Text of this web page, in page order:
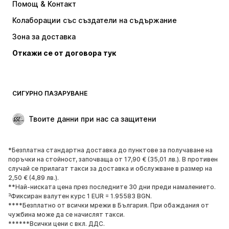
Пуловери и Трикотаж
Бельо
Палта
Поли
Специални Поводи
ОБУВКИ
НОВО
Популярно
Маратонки
Боти
Обувки с висок ток
Ботуши
Сандали
Ниски обувки
Помощ & Контакт
Колаборации със създатели на съдържание
Зона за доставка
Откажи се от договора тук
СИГУРНО ПАЗАРУВАНЕ
Твоите данни при нас са защитени
*Безплатна стандартна доставка до пунктове за получаване на
поръчки на стойност, започваща от 17,90 € (35,01 лв.). В противен
случай се прилагат такси за доставка и обслужване в размер на
2,50 € (4,89 лв.).
**Най-ниската цена през последните 30 дни преди намалението.
³Фиксиран валутен курс 1 EUR = 1.95583 BGN.
****Безплатно от всички мрежи в България. При обаждания от
чужбина може да се начислят такси.
******Всички цени с вкл. ДДС.